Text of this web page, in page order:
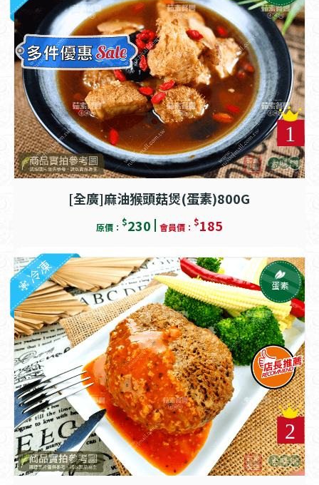
[全廣]麻油猴頭菇煲(蛋素)800G
原價： $230 會員價： $185
冷凍 蛋素